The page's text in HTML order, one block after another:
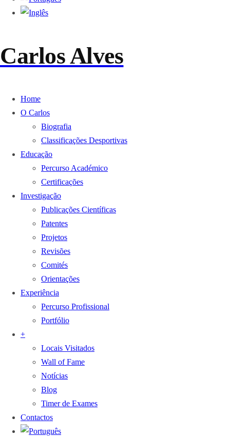
Carlos Alves
Home
O Carlos
Biografia
Classificações Desportivas
Educação
Percurso Académico
Certificações
Investigação
Publicações Científicas
Patentes
Projetos
Revisões
Comités
Orientações
Experiência
Percurso Profissional
Portfólio
+
Locais Visitados
Wall of Fame
Notícias
Blog
Timer de Exames
Contactos